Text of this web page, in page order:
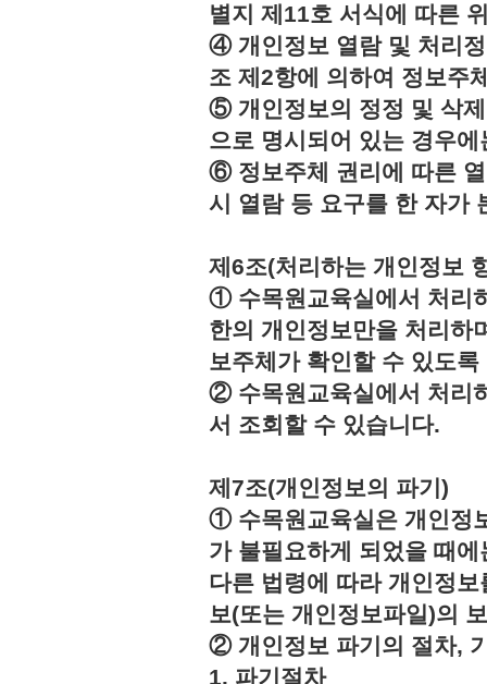
별지 제11호 서식에 따른
④ 개인정보 열람 및 처리
조 제2항에 의하여 정보주
⑤ 개인정보의 정정 및 삭
으로 명시되어 있는 경우
⑥ 정보주체 권리에 따른
시 열람 등 요구를 한 자가
제6조(처리하는 개인정보
① 수목원교육실에서 처리
한의 개인정보만을 처리하
보주체가 확인할 수 있도
② 수목원교육실에서 처리
서 조회할 수 있습니다.
제7조(개인정보의 파기)
① 수목원교육실은 개인정
가 불필요하게 되었을 때
다른 법령에 따라 개인정
보(또는 개인정보파일)의
② 개인정보 파기의 절차,
1. 파기절차